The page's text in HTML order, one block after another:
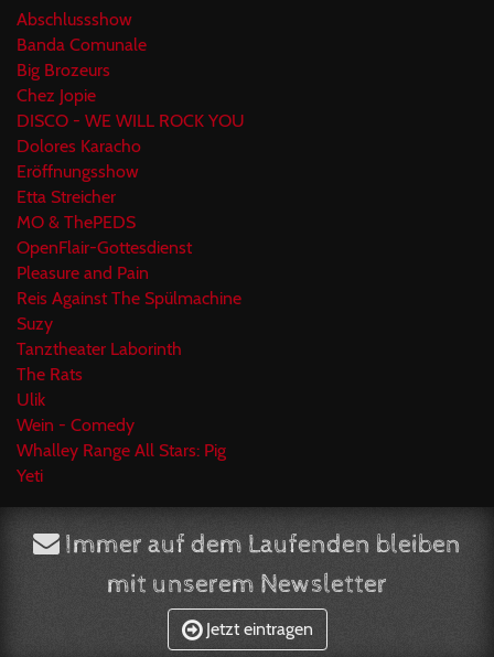
Abschlussshow
Banda Comunale
Big Brozeurs
Chez Jopie
DISCO - WE WILL ROCK YOU
Dolores Karacho
Eröffnungsshow
Etta Streicher
MO & ThePEDS
OpenFlair-Gottesdienst
Pleasure and Pain
Reis Against The Spülmachine
Suzy
Tanztheater Laborinth
The Rats
Ulik
Wein - Comedy
Whalley Range All Stars: Pig
Yeti
Immer auf dem Laufenden bleiben
mit unserem Newsletter
Jetzt eintragen